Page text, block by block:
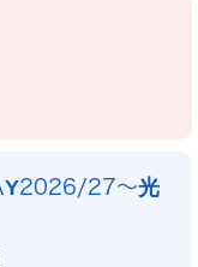
27～光